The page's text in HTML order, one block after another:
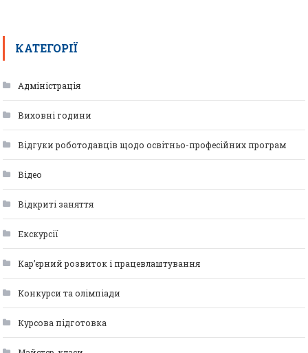
КАТЕГОРІЇ
Адміністрація
Виховні години
Відгуки роботодавців щодо освітньо-професійних програм
Відео
Відкриті заняття
Екскурсії
Кар’єрний розвиток і працевлаштування
Конкурси та олімпіади
Курсова підготовка